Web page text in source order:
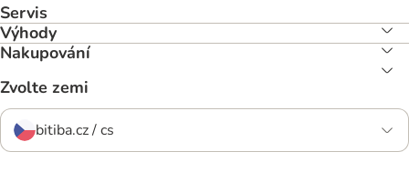
Servis
Výhody
Nakupování
Zvolte zemi
bitiba.cz / cs